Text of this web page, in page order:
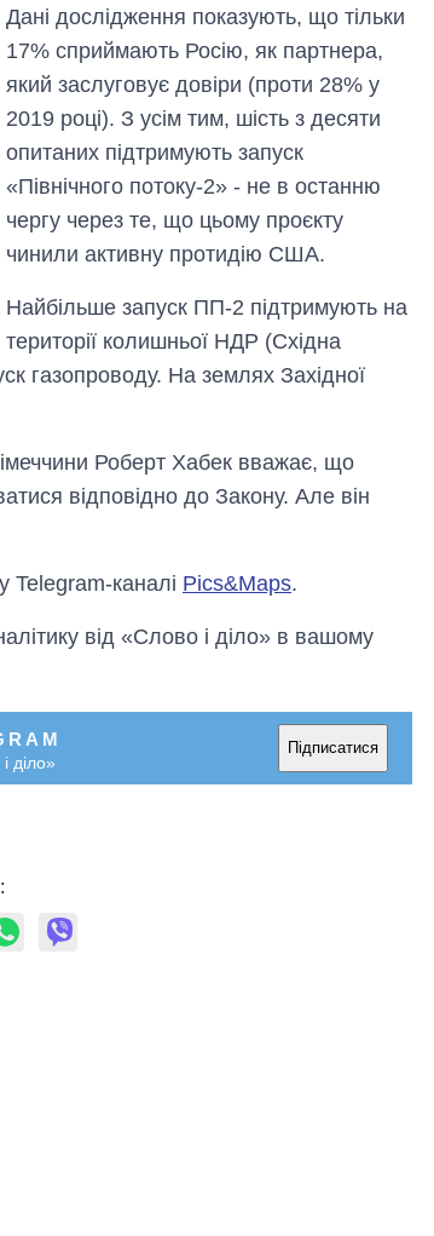
Дані дослідження показують, що тільки
17% сприймають Росію, як партнера,
який заслуговує довіри (проти 28% у
2019 році). З усім тим, шість з десяти
опитаних підтримують запуск
«Північного потоку-2» - не в останню
чергу через те, що цьому проєкту
чинили активну протидію США.
Найбільше запуск ПП-2 підтримують на
території колишньої НДР (Східна
газопроводу. На землях Західної
Роберт Хабек вважає, що
відповідно до Закону. Але він
Telegram-каналі Pics&Maps.
від «Слово і діло» в вашому
діло»
Підписатися
Як за 10 років
змінилася
вступників на
бакалаврат,
магістратуру та